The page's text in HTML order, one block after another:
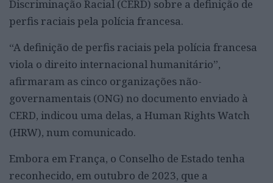
Discriminação Racial (CERD) sobre a definição de
perfis raciais pela polícia francesa.
“A definição de perfis raciais pela polícia francesa
viola o direito internacional humanitário”,
afirmaram as cinco organizações não-
governamentais (ONG) no documento enviado à
CERD, indicou uma delas, a Human Rights Watch
(HRW), num comunicado.
Embora em França, o Conselho de Estado tenha
reconhecido, em outubro de 2023, que a